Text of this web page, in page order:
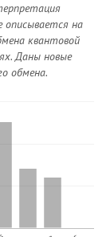
описывается на
квантовой
Даны новые
обмена.